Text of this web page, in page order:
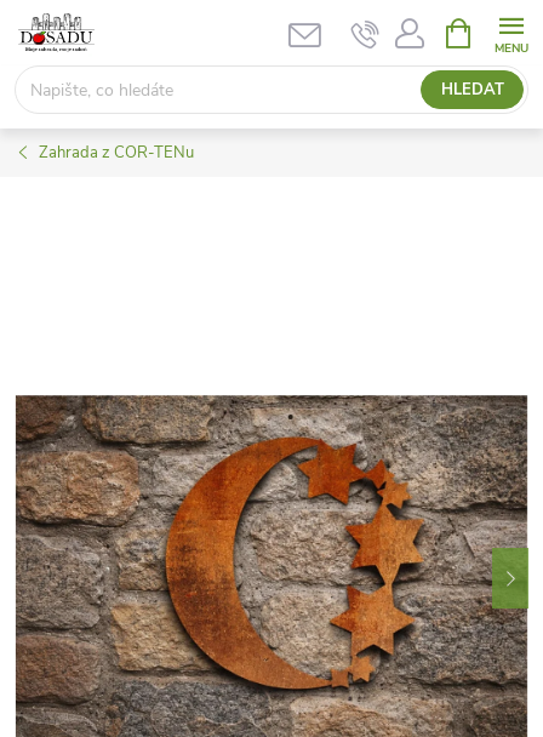
Přejít
obsah
HLEDAT
NÁKUPNÍ
KOŠÍK
Zahrada z COR-TENu